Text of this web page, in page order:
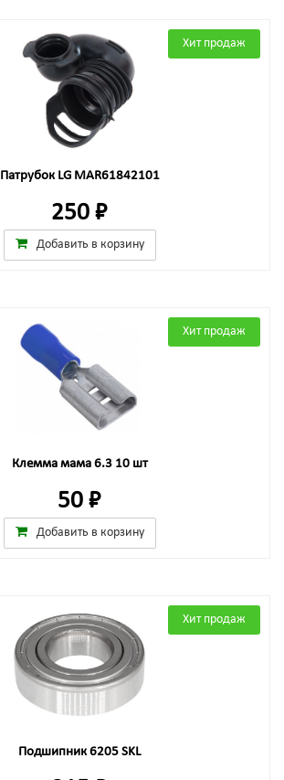
Хит продаж
Патрубок LG MAR61842101
250 ₽
Добавить в корзину
Хит продаж
Клемма мама 6.3 10 шт
50 ₽
Добавить в корзину
Хит продаж
Подшипник 6205 SKL